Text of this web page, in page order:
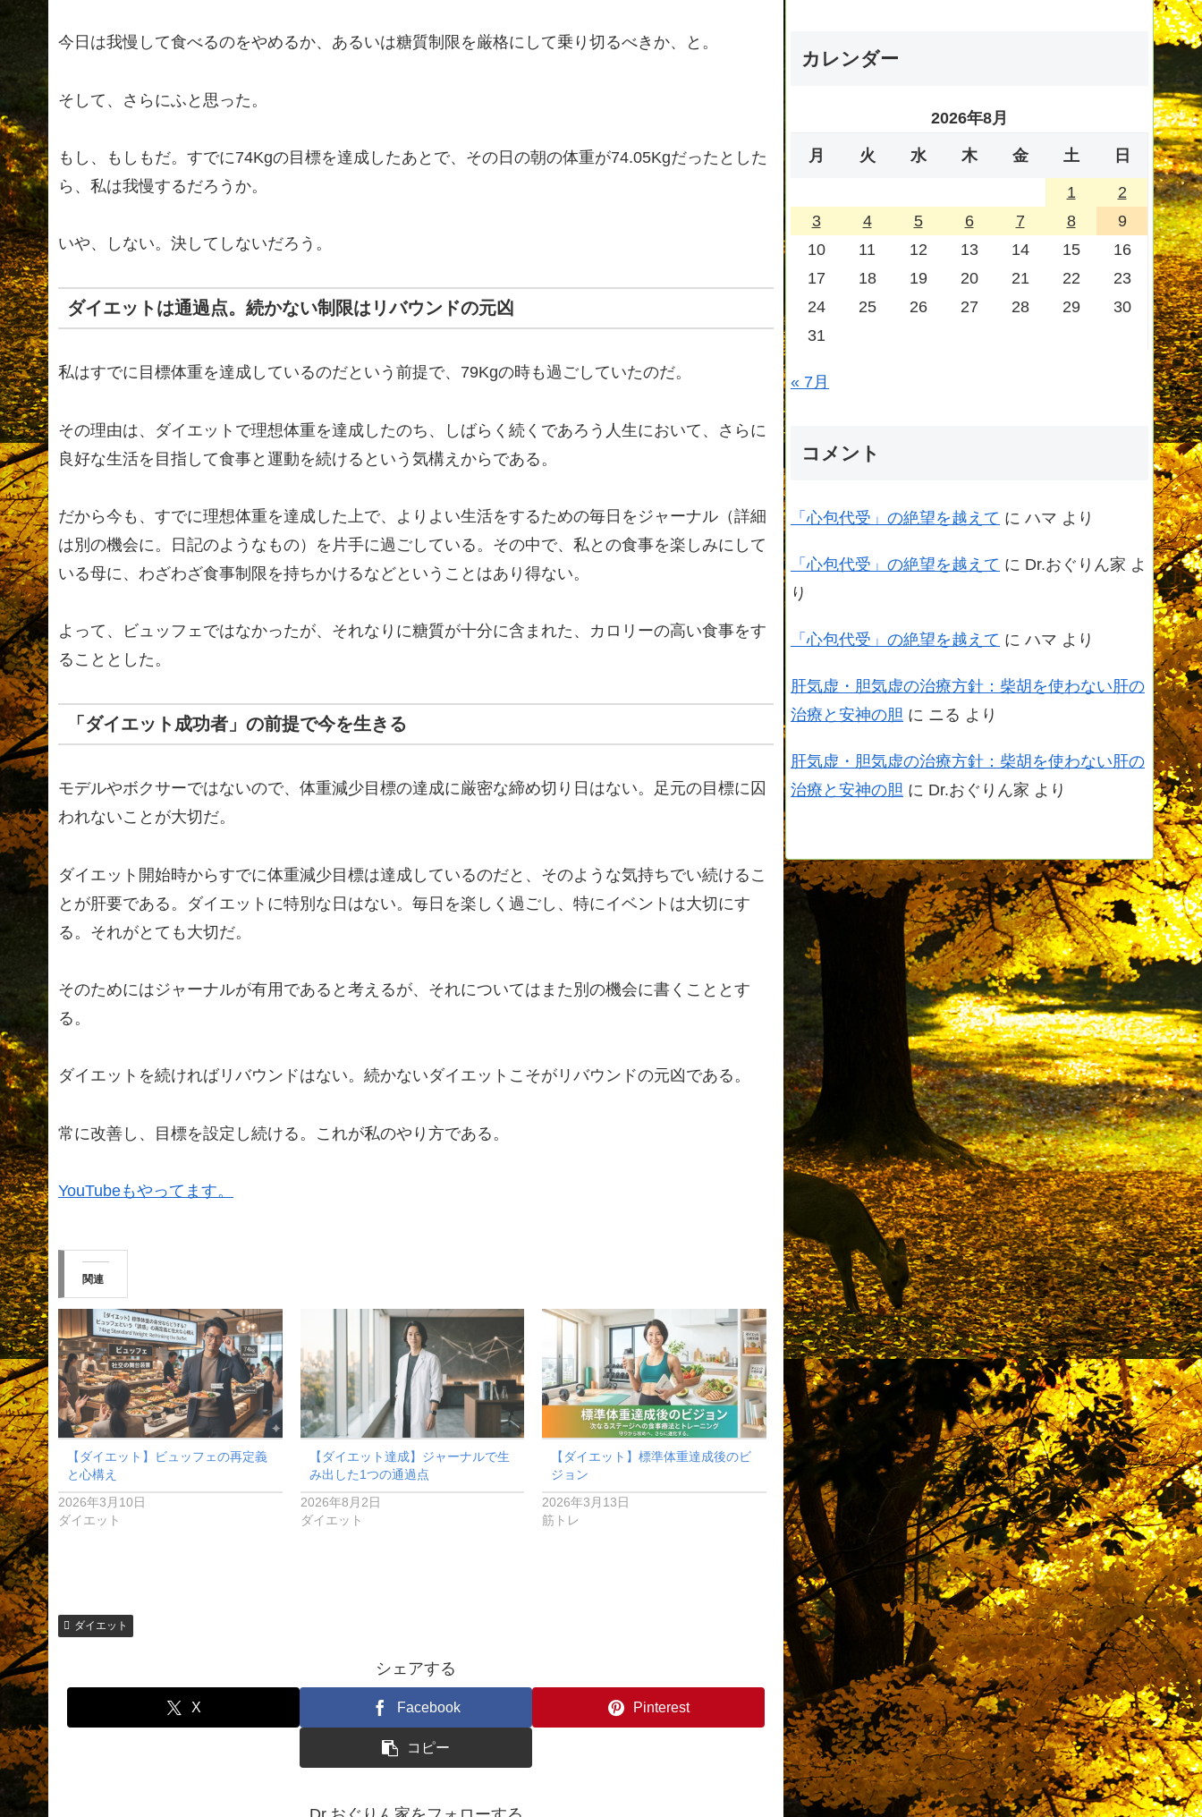
今日は我慢して食べるのをやめるか、あるいは糖質制限を厳格にして乗り切るべきか、と。
そして、さらにふと思った。
もし、もしもだ。すでに74Kgの目標を達成したあとで、その日の朝の体重が74.05Kgだったとした
ら、私は我慢するだろうか。
いや、しない。決してしないだろう。
ダイエットは通過点。続かない制限はリバウンドの元凶
私はすでに目標体重を達成しているのだという前提で、79Kgの時も過ごしていたのだ。
その理由は、ダイエットで理想体重を達成したのち、しばらく続くであろう人生において、さらに
良好な生活を目指して食事と運動を続けるという気構えからである。
だから今も、すでに理想体重を達成した上で、よりよい生活をするための毎日をジャーナル（詳細
は別の機会に。日記のようなもの）を片手に過ごしている。その中で、私との食事を楽しみにして
いる母に、わざわざ食事制限を持ちかけるなどということはあり得ない。
よって、ビュッフェではなかったが、それなりに糖質が十分に含まれた、カロリーの高い食事をす
ることとした。
「ダイエット成功者」の前提で今を生きる
モデルやボクサーではないので、体重減少目標の達成に厳密な締め切り日はない。足元の目標に囚
われないことが大切だ。
ダイエット開始時からすでに体重減少目標は達成しているのだと、そのような気持ちでい続けるこ
とが肝要である。ダイエットに特別な日はない。毎日を楽しく過ごし、特にイベントは大切にす
る。それがとても大切だ。
そのためにはジャーナルが有用であると考えるが、それについてはまた別の機会に書くこととす
る。
ダイエットを続ければリバウンドはない。続かないダイエットこそがリバウンドの元凶である。
常に改善し、目標を設定し続ける。これが私のやり方である。
YouTubeもやってます。
関連
【ダイエット】ビュッフェの再定義
と心構え
2026年3月10日
ダイエット
【ダイエット達成】ジャーナルで生
み出した1つの通過点
2026年8月2日
ダイエット
【ダイエット】標準体重達成後のビ
ジョン
2026年3月13日
筋トレ
ダイエット
シェアする
X Facebook Pinterest
コピー
カレンダー
2026年8月
月 火 水 木 金 土 日
1
2
3
4 5 6 7 8
9
10
11 12 13 14 15
16
17
18 19 20 21 22
23
24
25 26 27 28 29
30
31
« 7月
コメント
「心包代受」の絶望を越えて に ハマ より
「心包代受」の絶望を越えて に Dr.おぐりん家 よ
り
「心包代受」の絶望を越えて に ハマ より
肝気虚・胆気虚の治療方針：柴胡を使わない肝の
治療と安神の胆 に ニる より
肝気虚・胆気虚の治療方針：柴胡を使わない肝の
治療と安神の胆 に Dr.おぐりん家 より